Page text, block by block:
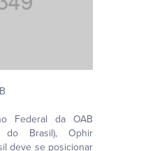
Federal da OAB
do Brasil), Ophir
deve se posicionar